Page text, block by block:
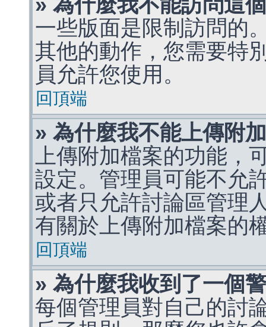
» 為什麼我不能訪問這
一些版面是限制訪問的
其他的動作，您需要特
員允許您使用。
回頂端
» 為什麼我不能上傳附
上傳附加檔案的功能，
設定。管理員可能不允
或者只允許討論區管理
有關於上傳附加檔案的
回頂端
» 為什麼我收到了一個
每個管理員對自己的討